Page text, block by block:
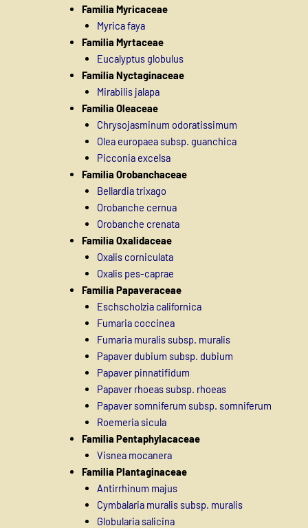
Familia Myricaceae
Myrica faya
Familia Myrtaceae
Eucalyptus globulus
Familia Nyctaginaceae
Mirabilis jalapa
Familia Oleaceae
Chrysojasminum odoratissimum
Olea europaea subsp. guanchica
Picconia excelsa
Familia Orobanchaceae
Bellardia trixago
Orobanche cernua
Orobanche crenata
Familia Oxalidaceae
Oxalis corniculata
Oxalis pes-caprae
Familia Papaveraceae
Eschscholzia californica
Fumaria coccinea
Fumaria muralis subsp. muralis
Papaver dubium subsp. dubium
Papaver pinnatifidum
Papaver rhoeas subsp. rhoeas
Papaver somniferum subsp. somniferum
Roemeria sicula
Familia Pentaphylacaceae
Visnea mocanera
Familia Plantaginaceae
Antirrhinum majus
Cymbalaria muralis subsp. muralis
Globularia salicina